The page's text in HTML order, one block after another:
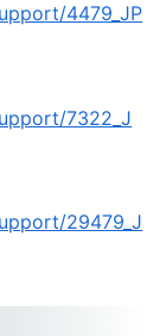
4479_JP
7322_J
29479_J